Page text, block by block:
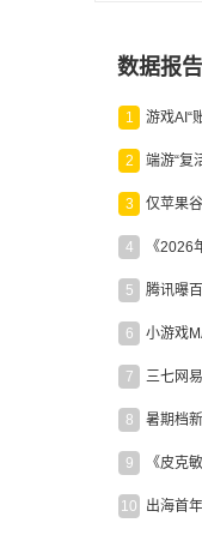
数据报告
1
2
3
4 《2026
5
6 小游戏
7
8
9
10